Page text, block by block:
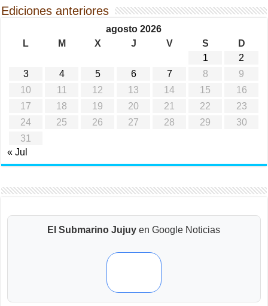
Ediciones anteriores
agosto 2026
L
M X J V S
D
1
2
3
4 5 6 7 8
9
10
11 12 13 14 15
16
17
18 19 20 21 22
23
24
25 26 27 28 29
30
31
« Jul
El Submarino Jujuy en Google Noticias